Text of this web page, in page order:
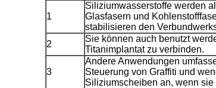
1
Siliziumwasserstoffe werden
Glasfasern und
stabilisieren den
2
Sie können auch benutzt
Titanimplantat zu verbinden.
3
Andere Anwendungen
Steuerung von Graffiti und
Siliziumscheiben an, wenn